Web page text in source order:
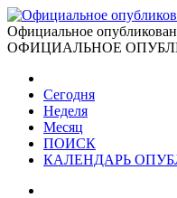
Официальное
ОФИЦИАЛЬНОЕ
Сегодня
Неделя
Месяц
ПОИСК
КАЛЕНДАРЬ